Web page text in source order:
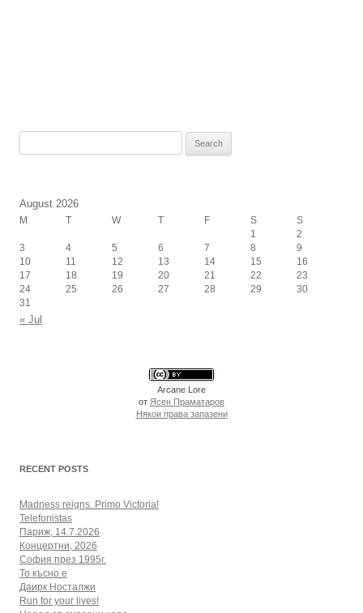
August 2026
M T W T F S
S
1
2
3
4 5 6 7 8
9
10
11 12 13 14 15
16
17
18 19 20 21 22
23
24
25 26 27 28 29
30
31
« Jul
Arcane Lore
от Ясен Праматаров
Някои права запазени
RECENT POSTS
Madness reigns. Primo Victoria!
Telefonistas
Париж, 14.7.2026
Концертни, 2026
София през 1995г.
То късно е
Даирк Носталжи
Run for your lives!